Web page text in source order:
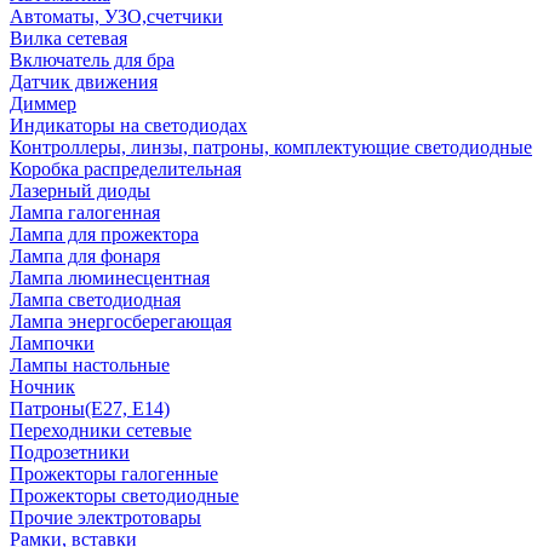
Автоматы, УЗО,счетчики
Вилка сетевая
Включатель для бра
Датчик движения
Диммер
Индикаторы на светодиодах
Контроллеры, линзы, патроны, комплектующие светодиодные
Коробка распределительная
Лазерный диоды
Лампа галогенная
Лампа для прожектора
Лампа для фонаря
Лампа люминесцентная
Лампа светодиодная
Лампа энергосберегающая
Лампочки
Лампы настольные
Ночник
Патроны(Е27, Е14)
Переходники сетевые
Подрозетники
Прожекторы галогенные
Прожекторы светодиодные
Прочие электротовары
Рамки, вставки